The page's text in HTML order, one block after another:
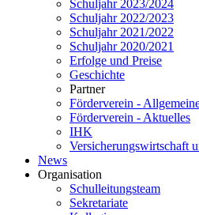
Schuljahr 2023/2024
Schuljahr 2022/2023
Schuljahr 2021/2022
Schuljahr 2020/2021
Erfolge und Preise
Geschichte
Partner
Förderverein -
Förderverein - Aktuelles
IHK
Versicherungswirtschaft
News
Organisation
Schulleitungsteam
Sekretariate